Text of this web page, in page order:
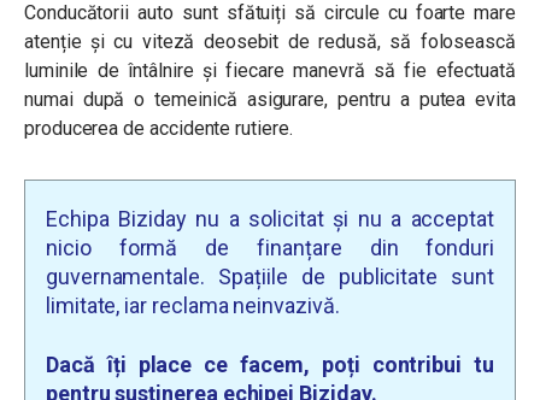
Conducătorii auto sunt sfătuiți să circule cu foarte mare
atenție și cu viteză deosebit de redusă, să folosească
luminile de întâlnire și fiecare manevră să fie efectuată
numai după o temeinică asigurare, pentru a putea evita
producerea de accidente rutiere.
Echipa Biziday nu a solicitat și nu a acceptat
nicio formă de finanțare din fonduri
guvernamentale. Spațiile de publicitate sunt
limitate, iar reclama neinvazivă.
Dacă îți place ce facem, poți contribui tu
pentru susținerea echipei Biziday.